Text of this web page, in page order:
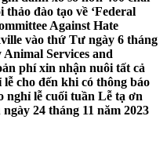
thảo đào tạo về ‘Federal
Against Hate
vào thứ Tư ngày 6 tháng
Services and
phí xin nhận nuôi tất cả
cho đến khi có thông báo
nghỉ lễ cuối tuần Lễ tạ ơn
24 tháng 11 năm 2023